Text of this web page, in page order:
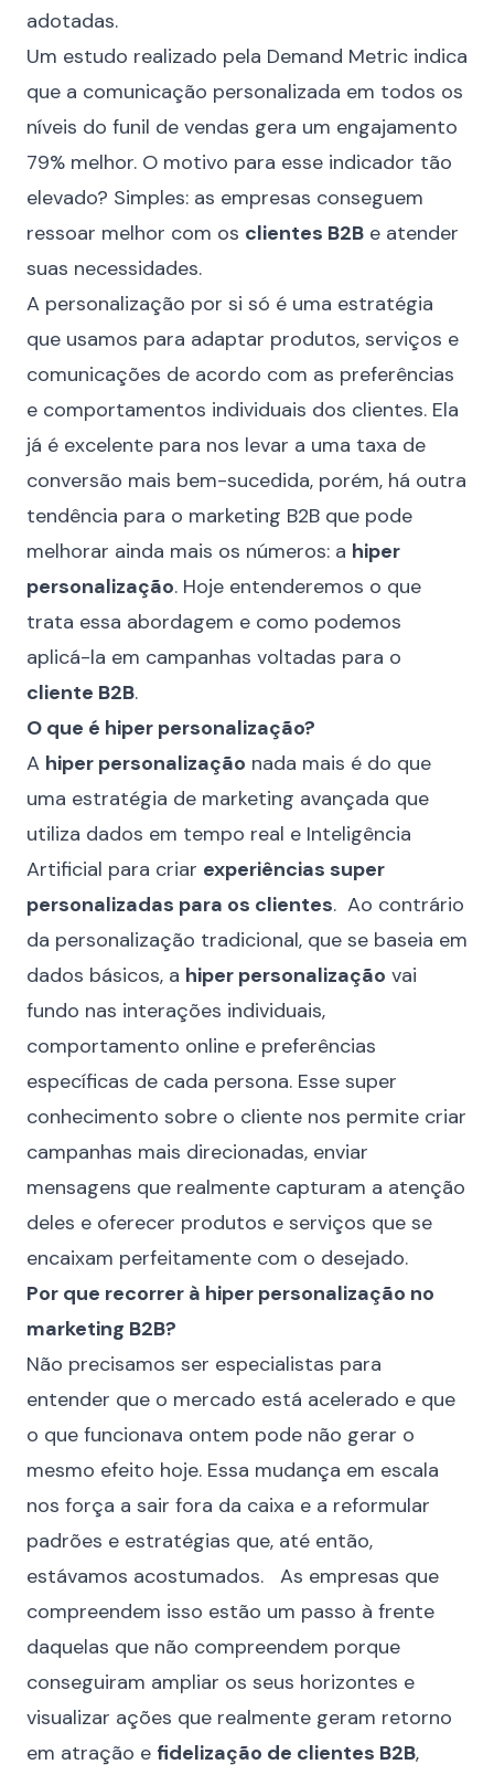
adotadas.
Um estudo realizado pela Demand Metric indica
que a comunicação personalizada em todos os
níveis do funil de vendas gera um engajamento
79% melhor. O motivo para esse indicador tão
elevado? Simples: as empresas conseguem
ressoar melhor com os clientes B2B e atender
suas necessidades.
A personalização por si só é uma estratégia
que usamos para adaptar produtos, serviços e
comunicações de acordo com as preferências
e comportamentos individuais dos clientes. Ela
já é excelente para nos levar a uma taxa de
conversão mais bem-sucedida, porém, há outra
tendência para o marketing B2B que pode
melhorar ainda mais os números: a hiper
personalização. Hoje entenderemos o que
trata essa abordagem e como podemos
aplicá-la em campanhas voltadas para o
cliente B2B.
O que é hiper personalização?
A hiper personalização nada mais é do que
uma estratégia de marketing avançada que
utiliza dados em tempo real e Inteligência
Artificial para criar experiências super
personalizadas para os clientes. Ao contrário
da personalização tradicional, que se baseia em
dados básicos, a hiper personalização vai
fundo nas interações individuais,
comportamento online e preferências
específicas de cada persona. Esse super
conhecimento sobre o cliente nos permite criar
campanhas mais direcionadas, enviar
mensagens que realmente capturam a atenção
deles e oferecer produtos e serviços que se
encaixam perfeitamente com o desejado.
Por que recorrer à hiper personalização no
marketing B2B?
Não precisamos ser especialistas para
entender que o mercado está acelerado e que
o que funcionava ontem pode não gerar o
mesmo efeito hoje. Essa mudança em escala
nos força a sair fora da caixa e a reformular
padrões e estratégias que, até então,
estávamos acostumados. As empresas que
compreendem isso estão um passo à frente
daquelas que não compreendem porque
conseguiram ampliar os seus horizontes e
visualizar ações que realmente geram retorno
em atração e fidelização de clientes B2B,